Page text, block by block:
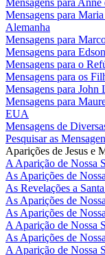
Mensagens para
Alemanha
Mensagens para
Mensagens para
Mensagens para o
Mensagens para os
Mensagens para
Mensagens para
EUA
Mensagens de
Pesquisar as
Aparições de Jesus e
A Aparição de Nossa
As Aparições de
As Revelações a
As Aparições de
As Aparições de
A Aparição de Nossa
As Aparições de
A Aparição de Nossa